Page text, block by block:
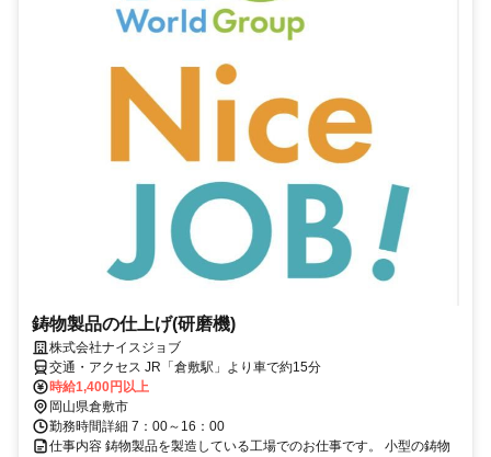
鋳物製品の仕上げ(研磨機)
株式会社ナイスジョブ
交通・アクセス JR「倉敷駅」より車で約15分
時給1,400円以上
岡山県倉敷市
勤務時間詳細 7：00～16：00
仕事内容 鋳物製品を製造している工場でのお仕事です。 小型の鋳物